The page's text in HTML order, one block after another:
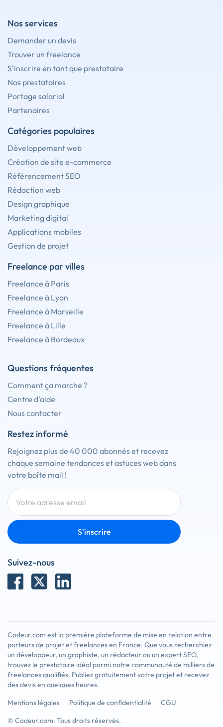
Nos services
Demander un devis
Trouver un freelance
S'inscrire en tant que prestataire
Nos prestataires
Portage salarial
Partenaires
Catégories populaires
Développement web
Création de site e-commerce
Référencement SEO
Rédaction web
Design graphique
Marketing digital
Applications mobiles
Gestion de projet
Freelance par villes
Freelance à Paris
Freelance à Lyon
Freelance à Marseille
Freelance à Lille
Freelance à Bordeaux
Questions fréquentes
Comment ça marche ?
Centre d'aide
Nous contacter
Restez informé
Rejoignez plus de 40 000 abonnés et recevez
chaque semaine tendances et astuces web dans
votre boîte mail !
S'inscrire
Suivez-nous
Codeur.com est la première plateforme de mise en relation entre
porteurs de projet et freelances en France. Que vous recherchiez
un développeur, un graphiste, un rédacteur ou un expert SEO,
trouvez le prestataire idéal parmi notre communauté de milliers de
freelances qualifiés. Publiez gratuitement votre projet et recevez
des devis en quelques heures.
Mentions légales
Politique de confidentialité
CGU
© Codeur.com. Tous droits réservés.